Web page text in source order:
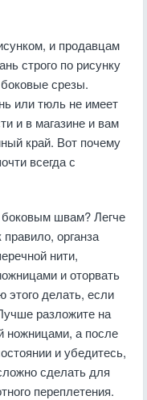
и продавцам
строго по рисунку
срезы.
или тюль не имеет
и в магазине и вам
край. Вот почему
всегда с
боковым швам? Легче
правило, органза
нити,
и оторвать
этого делать, если
разложите на
ножницами, а после
и убедитесь,
сделать для
переплетения.